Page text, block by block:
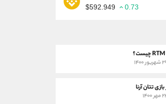
$592.949 0.73
تتان آرنا